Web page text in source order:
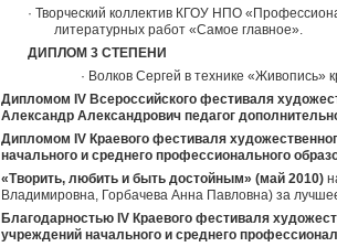
· Творческий коллектив КГОУ НПО
литературных работ «Самое главное».
ДИПЛОМ 3 СТЕПЕНИ
· Волков Сергей в технике «Живопись»
Дипломом IV Всероссийского фестиваля
Александр Александрович педагог
Дипломом IV Краевого фестиваля
начального и среднего профессионального
«Творить, любить и быть достойным» (май 2010)
Владимировна, Горбачева Анна Павловна) за
Благодарностью IV Краевого фестиваля
учреждений начального и среднего